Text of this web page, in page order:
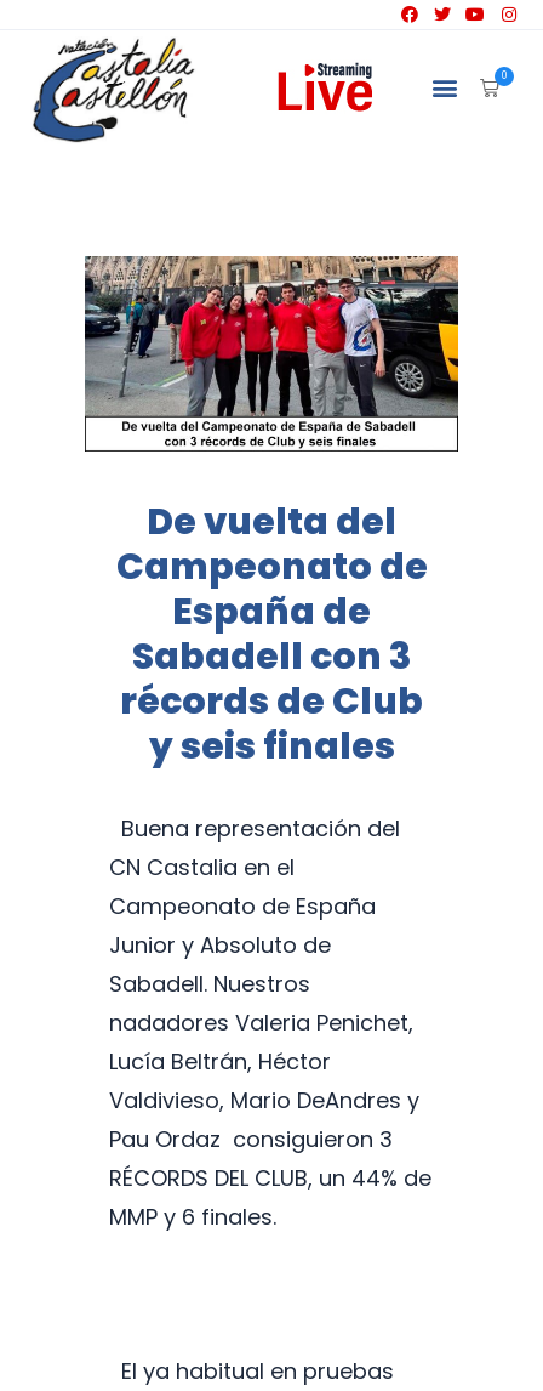
0
NATACIÓN
De vuelta del
Campeonato de
España de
Sabadell con 3
récords de Club
y seis finales
Buena representación del
CN Castalia en el
Campeonato de España
Junior y Absoluto de
Sabadell. Nuestros
nadadores Valeria Penichet,
Lucía Beltrán, Héctor
Valdivieso, Mario DeAndres y
Pau Ordaz consiguieron 3
RÉCORDS DEL CLUB, un 44% de
MMP y 6 finales.
El ya habitual en pruebas